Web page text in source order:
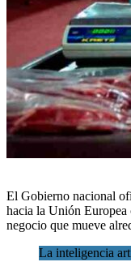
El Gobierno nacional
hacia la Unión
negocio que mueve
La inteligencia